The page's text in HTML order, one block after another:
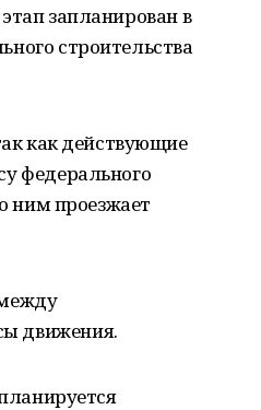
запланирован в
строительства
как действующие
федерального
ним проезжает
движения.